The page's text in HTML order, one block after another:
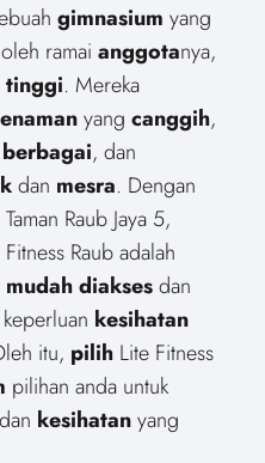
gimnasium yang
oleh ramai anggotanya,
tinggi. Mereka
yang canggih,
berbagai, dan
dan mesra. Dengan
Raub Jaya 5,
Raub adalah
mudah diaksesdan
keperluan kesihatan
itu, pilih Lite Fitness
pilihan anda untuk
dan kesihatanyang